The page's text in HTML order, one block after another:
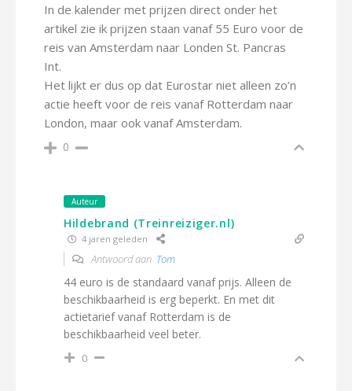
In de kalender met prijzen direct onder het
artikel zie ik prijzen staan vanaf 55 Euro voor de
reis van Amsterdam naar Londen St. Pancras
Int.
Het lijkt er dus op dat Eurostar niet alleen zo’n
actie heeft voor de reis vanaf Rotterdam naar
London, maar ook vanaf Amsterdam.
0
Auteur
Hildebrand (Treinreiziger.nl)
4 jaren geleden
Antwoord aan Tom
44 euro is de standaard vanaf prijs. Alleen de
beschikbaarheid is erg beperkt. En met dit
actietarief vanaf Rotterdam is de
beschikbaarheid veel beter.
0